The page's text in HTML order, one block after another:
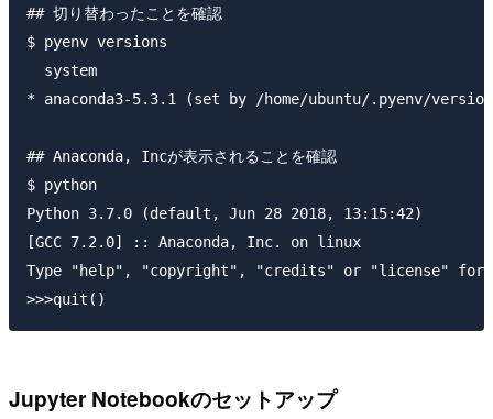
## 切り替わったことを確認
$ pyenv versions
  system
* anaconda3-5.3.1 (set by /home/ubuntu/.pyenv/
## Anaconda, Incが表示されることを確認
$ python
Python 3.7.0 (default, Jun 28 2018, 13:15:42)
[GCC 7.2.0] :: Anaconda, Inc. on linux
Type "help", "copyright", "credits" or "license" for
Jupyter Notebookのセットアップ